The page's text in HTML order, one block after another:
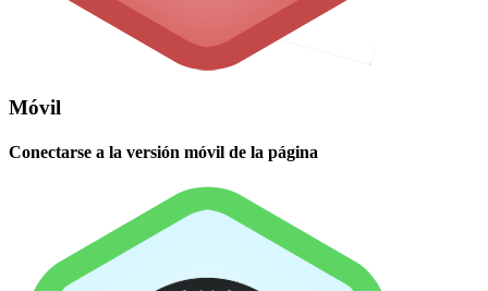
Móvil
Conectarse a la versión móvil de la página